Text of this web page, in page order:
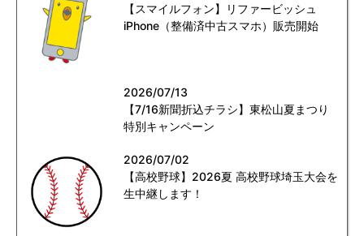
【スマイルフォン】リファービッシュ
iPhone（整備済中古スマホ）販売開始
2026/07/13
【7/16新聞折込チラシ】東松山夏まつり
特別キャンペーン
2026/07/02
【高校野球】2026夏 高校野球埼玉大会を
生中継します！